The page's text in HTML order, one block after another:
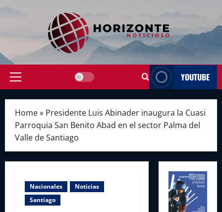
Primary
YOUTUBE
Home» Presidente Luis Abinader inaugura la Cuasi
Parroquia San Benito Abad en el sector Palma del
Valle de Santiago
Nacionales
Noticias
Santiago